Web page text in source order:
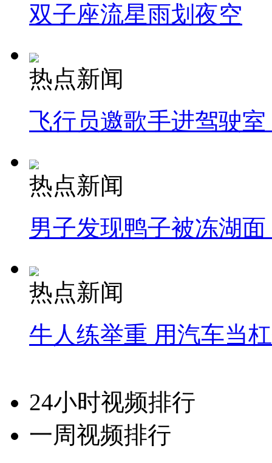
双子座流星雨划夜空
热点新闻
飞行员邀歌手进驾驶
热点新闻
男子发现鸭子被冻湖
热点新闻
牛人练举重 用汽车当
24小时视频排行
一周视频排行